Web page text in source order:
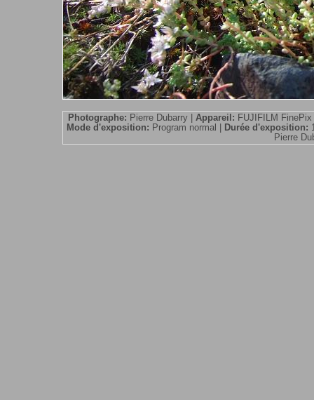
Photographe: Pierre Dubarry | Appareil: FUJIFILM
Mode d'exposition: Program normal | Durée d'exposition:
Pierre